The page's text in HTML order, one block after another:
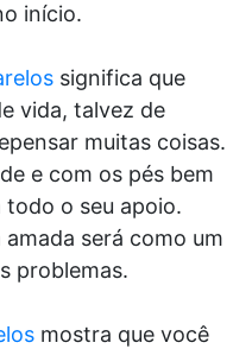
início.
significa que
vida, talvez de
muitas coisas.
e com os pés bem
todo o seu apoio.
será como um
problemas.
mostra que você